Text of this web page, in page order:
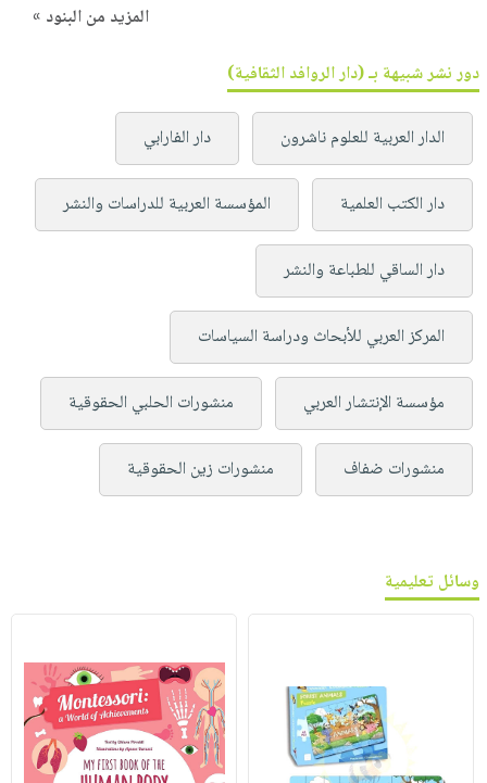
المزيد من البنود »
دور نشر شبيهة بـ (دار الروافد الثقافية)
الدار العربية للعلوم ناشرون دار الفارابي
دار الكتب العلمية المؤسسة العربية للدراسات والنشر
دار الساقي للطباعة والنشر
المركز العربي للأبحاث ودراسة السياسات
مؤسسة الإنتشار العربي منشورات الحلبي الحقوقية
منشورات ضفاف منشورات زين الحقوقية
وسائل تعليمية